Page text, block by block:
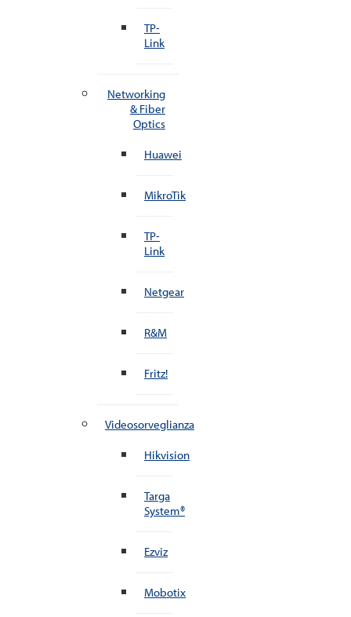
TP-
Link
Networking
& Fiber
Optics
Huawei
MikroTik
TP-
Link
Netgear
R&M
Fritz!
Videosorveglianza
Hikvision
Targa
System®
Ezviz
Mobotix